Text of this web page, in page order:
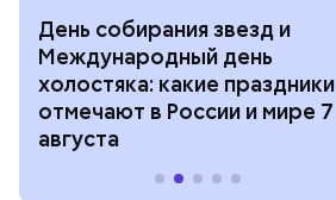
День собирания звезд и
Международный день
холостяка: какие праздники
отмечают в России и мире 7
августа